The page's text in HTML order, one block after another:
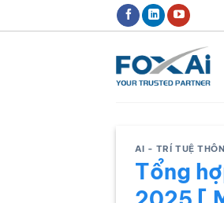
đến
AI - TRÍ TUỆ
Tổng